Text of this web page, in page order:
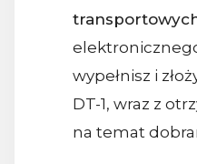
wypełnisz i
DT-1, wraz z
na temat